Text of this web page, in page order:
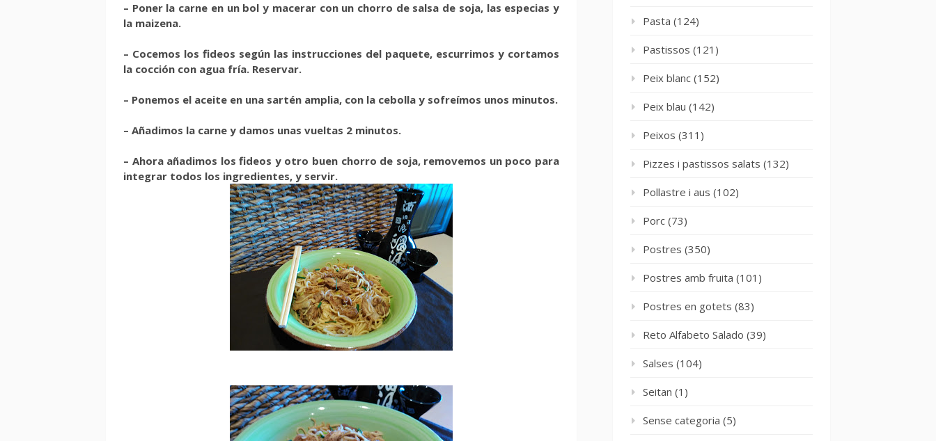
– Poner la carne en un bol y macerar con un chorro de salsa de soja, las especias y
la maizena.
– Cocemos los fideos según las instrucciones del paquete, escurrimos y cortamos
la cocción con agua fría. Reservar.
– Ponemos el aceite en una sartén amplia, con la cebolla y sofreímos unos minutos.
– Añadimos la carne y damos unas vueltas 2 minutos.
– Ahora añadimos los fideos y otro buen chorro de soja, removemos un poco para
integrar todos los ingredientes, y servir.
Pasta (124)
Pastissos (121)
Peix blanc (152)
Peix blau (142)
Peixos (311)
Pizzes i pastissos salats (132)
Pollastre i aus (102)
Porc (73)
Postres (350)
Postres amb fruita (101)
Postres en gotets (83)
Reto Alfabeto Salado (39)
Salses (104)
Seitan (1)
Sense categoria (5)